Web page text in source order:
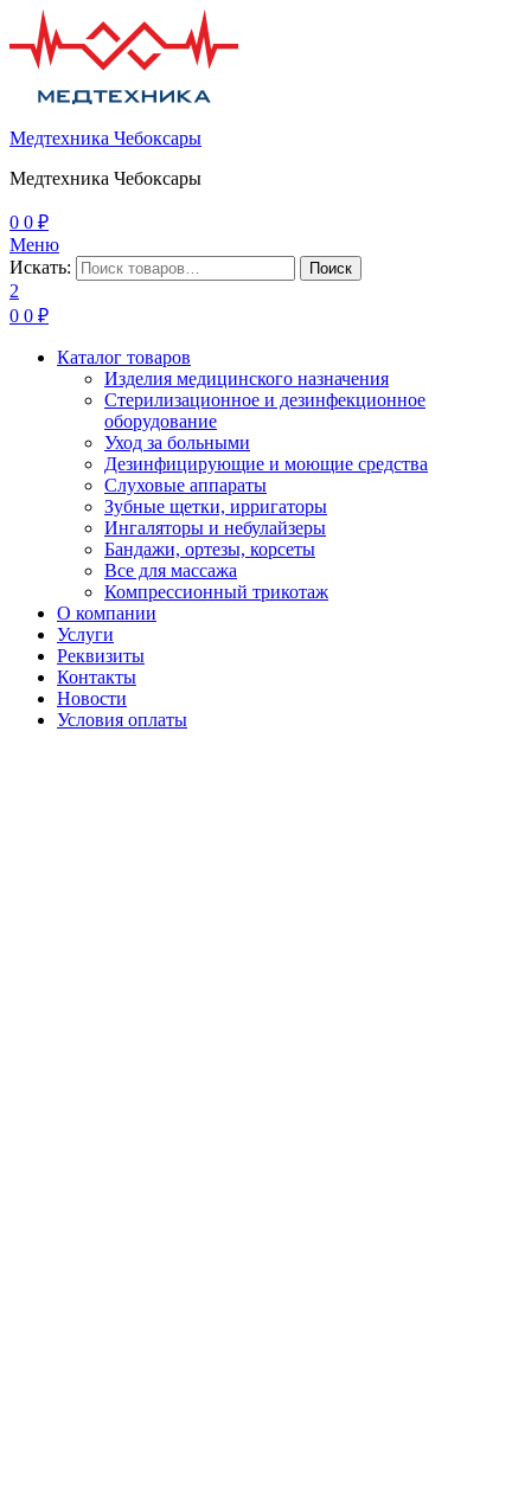
Медтехника Чебоксары
Медтехника Чебоксары
0 0 ₽
Меню
Искать:
Поиск
2
0 0 ₽
Каталог товаров
Изделия медицинского назначения
Стерилизационное и дезинфекционное
оборудование
Уход за больными
Дезинфицирующие и моющие средства
Слуховые аппараты
Зубные щетки, ирригаторы
Ингаляторы и небулайзеры
Бандажи, ортезы, корсеты
Все для массажа
Компрессионный трикотаж
О компании
Услуги
Реквизиты
Контакты
Новости
Условия оплаты